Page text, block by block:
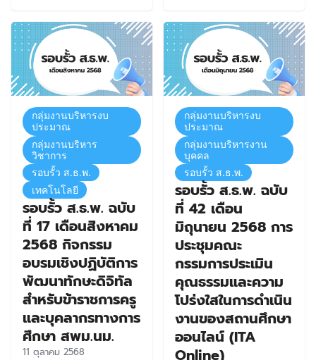
กลุ่มงานบริหารงบ
ประมาณ
กลุ่มงานบริหาร
วิชาการ
รอบรั้ว ส.ธ.พ.
เทคโนโลยี
รอบรั้ว ส.ธ.พ. ฉบับ
ที่ 17 เดือนสิงหาคม
2568 กิจกรรม
อบรมเชิงปฏิบัติการ
พัฒนาทักษะดิจิทัล
สำหรับข้าราชการครู
และบุคลากรทางการ
ศึกษา สพม.นม.
11 ตุลาคม 2568
กลุ่มงานบริหารงบ
ประมาณ
กลุ่มงานบริหารงาน
บุคคล
รอบรั้ว ส.ธ.พ.
รอบรั้ว ส.ธ.พ. ฉบับ
ที่ 42 เดือน
มิถุนายน 2568 การ
ประชุมคณะ
กรรมการประเมิน
คุณธรรมและความ
โปร่งใสในการดำเนิน
งานของสถานศึกษา
ออนไลน์ (ITA
Online)